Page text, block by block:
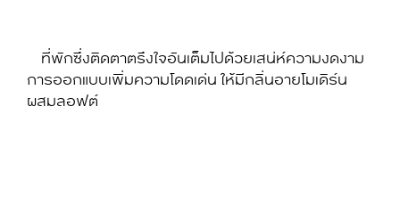
ที่พักซึ่งติดตาตรึงใจอันเต็มไปด้วยเสน่ห์ความงดงาม
การออกแบบเพิ่มความโดดเด่น ให้มีกลิ่นอายโมเดิร์น
ผสมลอฟต์